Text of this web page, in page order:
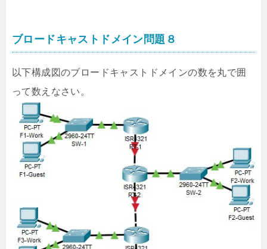
ブロードキャストドメイン問題８
以下構成図のブロードキャストドメインの数を丸で囲
って数えなさい。